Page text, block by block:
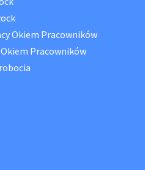
Okiem Pracowników
Pracowników